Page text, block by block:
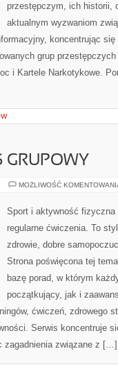
przestępczym, ich historii,
aktualnym wyzwaniom
koncentrując
grup
i Kartele Narkotykowe.
GRUPOWY
MOŻLIWOŚĆ
Sport i aktywność
regularne ćwiczenia. To
zdrowie, dobre
Strona poświęcona tej
bazę porad, w którym
początkujący, jak i
ćwiczeń, zdrowego
Serwis koncentruje
zagadnienia związane z […]